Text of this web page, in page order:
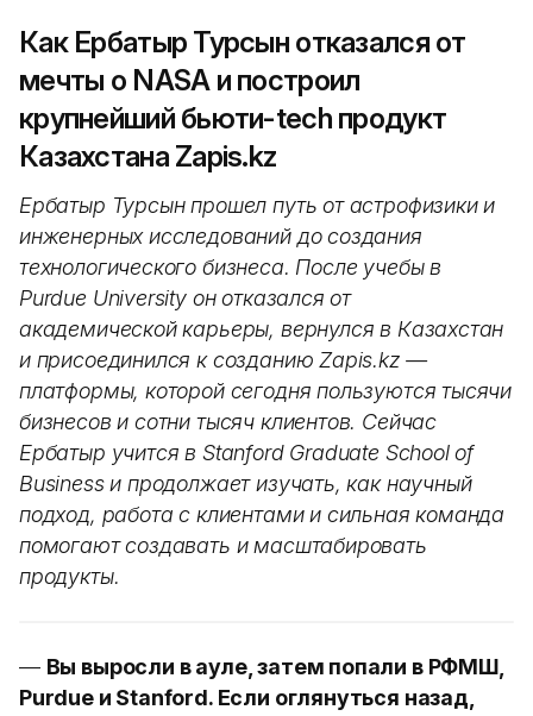
Как Ербатыр Турсын отказался от
мечты о NASA и построил
крупнейший бьюти-tech продукт
Казахстана Zapis.kz
Ербатыр Турсын прошел путь от астрофизики и
инженерных исследований до создания
технологического бизнеса. После учебы в
Purdue University он отказался от
академической карьеры, вернулся в Казахстан
и присоединился к созданию Zapis.kz —
платформы, которой сегодня пользуются тысячи
бизнесов и сотни тысяч клиентов. Сейчас
Ербатыр учится в Stanford Graduate School of
Business и продолжает изучать, как научный
подход, работа с клиентами и сильная команда
помогают создавать и масштабировать
продукты.
— Вы выросли в ауле, затем попали в РФМШ,
Purdue и Stanford. Если оглянуться назад,